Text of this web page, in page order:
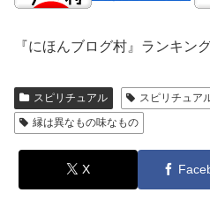
『にほんブログ村』ランキン
スピリチュアル スピリチュア
縁は異なもの味なもの
X